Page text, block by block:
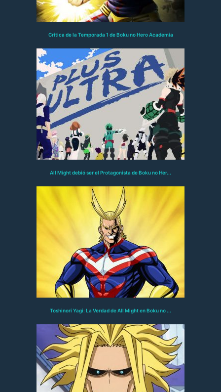
Crítica de la Temporada 1 de Boku no Hero Academia
All Might debió ser el Protagonista de Boku no Her...
Toshinori Yagi: La Verdad de All Might en Boku no ...